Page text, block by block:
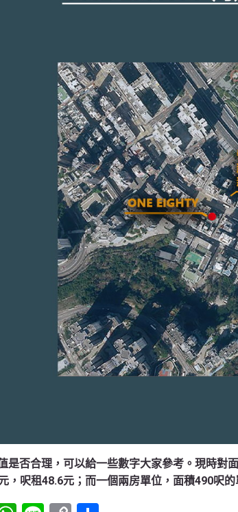
是否合理，可以給一些數字大家參考。現時對
，呎租48.6元；而一個兩房單位，面積490呎